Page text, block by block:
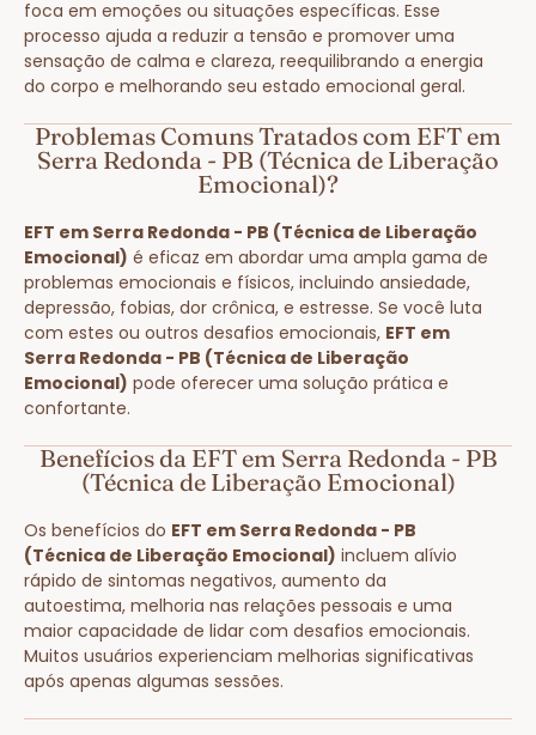
foca em emoções ou situações específicas. Esse
processo ajuda a reduzir a tensão e promover uma
sensação de calma e clareza, reequilibrando a energia
do corpo e melhorando seu estado emocional geral.
Problemas Comuns Tratados com EFT em
Serra Redonda - PB (Técnica de Liberação
Emocional)?
EFT em Serra Redonda - PB (Técnica de Liberação
Emocional) é eficaz em abordar uma ampla gama de
problemas emocionais e físicos, incluindo ansiedade,
depressão, fobias, dor crônica, e estresse. Se você luta
com estes ou outros desafios emocionais, EFT em
Serra Redonda - PB (Técnica de Liberação
Emocional) pode oferecer uma solução prática e
confortante.
Benefícios da EFT em Serra Redonda - PB
(Técnica de Liberação Emocional)
Os benefícios do EFT em Serra Redonda - PB
(Técnica de Liberação Emocional) incluem alívio
rápido de sintomas negativos, aumento da
autoestima, melhoria nas relações pessoais e uma
maior capacidade de lidar com desafios emocionais.
Muitos usuários experienciam melhorias significativas
após apenas algumas sessões.